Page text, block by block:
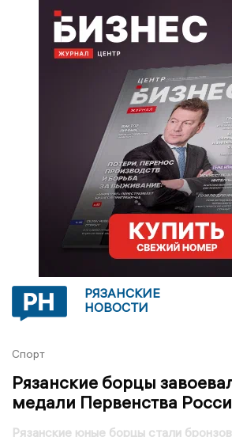
РЯЗАНСКИЕ
НОВОСТИ
Спорт
Рязанские борцы
медали Первенства
Рязанские юные борцы стали